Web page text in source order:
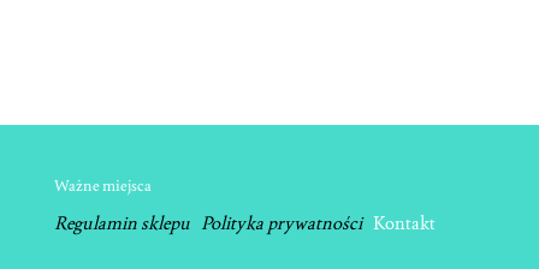
Ważne miejsca
Regulamin sklepu Polityka prywatnościKontakt